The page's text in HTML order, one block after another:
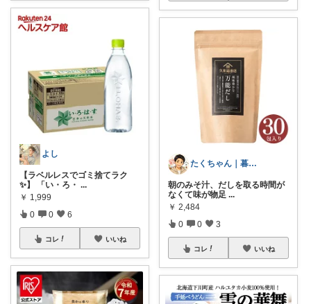
よし
【ラベルレスでゴミ捨てラク
✨】 「い・ろ・ ...
￥ 1,999
0 0 6
コレ いいね
たくちゃん｜暮らしをラクにする
朝のみそ汁、だしを取る時間が
なくて味が物足 ...
￥ 2,484
0 0 3
コレ いいね